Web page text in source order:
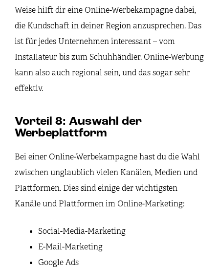
Weise hilft dir eine Online-Werbekampagne dabei,
die Kundschaft in deiner Region anzusprechen. Das
ist für jedes Unternehmen interessant – vom
Installateur bis zum Schuhhändler. Online-Werbung
kann also auch regional sein, und das sogar sehr
effektiv.
Vorteil 8: Auswahl der
Werbeplattform
Bei einer Online-Werbekampagne hast du die Wahl
zwischen unglaublich vielen Kanälen, Medien und
Plattformen. Dies sind einige der wichtigsten
Kanäle und Plattformen im Online-Marketing:
Social-Media-Marketing
E-Mail-Marketing
Google Ads